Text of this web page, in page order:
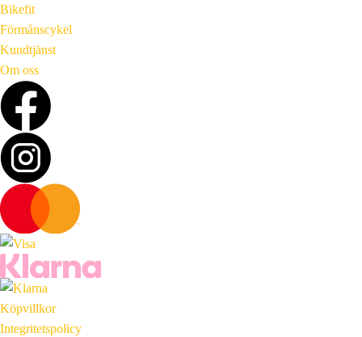
Bikefit
Förmånscykel
Kundtjänst
Om oss
Köpvillkor
Integritetspolicy